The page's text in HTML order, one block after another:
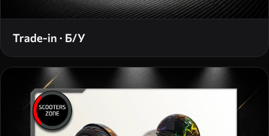
Trade-in · Б/У